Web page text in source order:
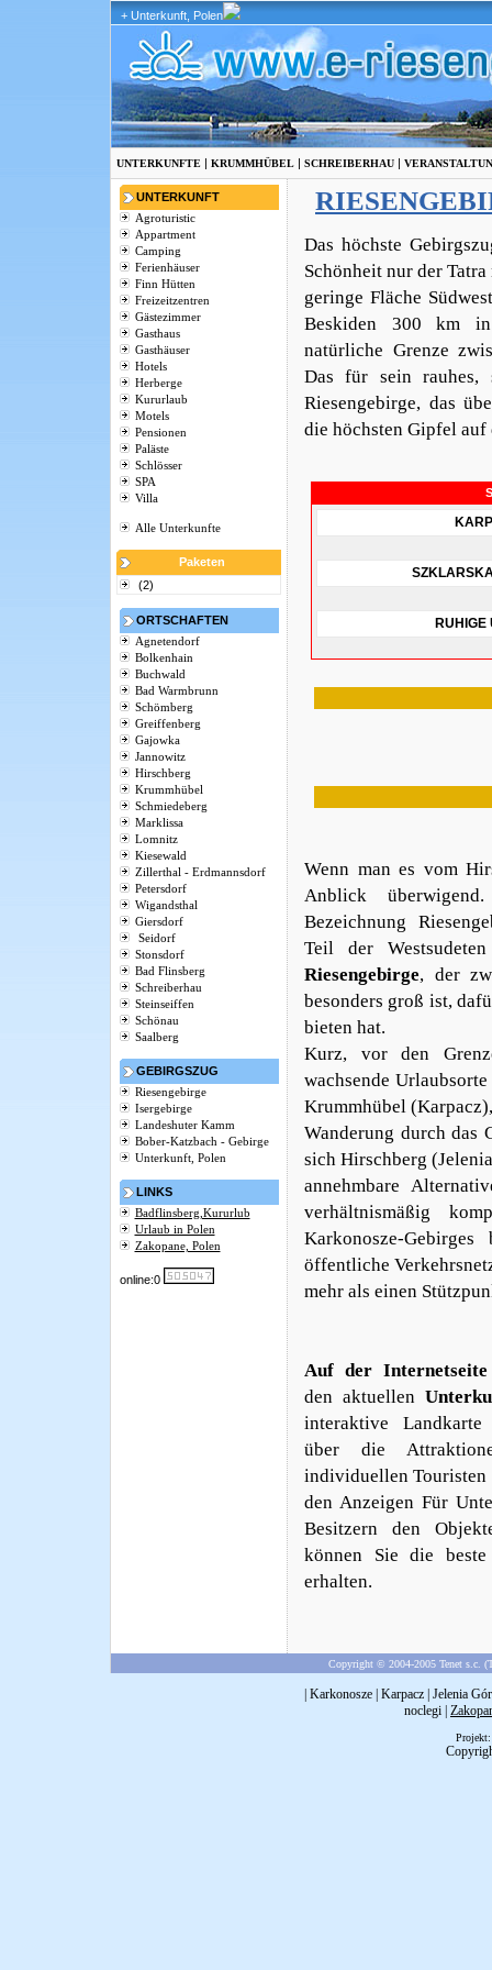
+ Unterkunft, Polen
UNTERKUNFTE | KRUMMHÜBEL | SCHREIBERHAU |
UNTERKUNFT
Agroturistic
Appartment
Camping
Ferienhäuser
Finn Hütten
Freizeitzentren
Gästezimmer
Gasthaus
Gasthäuser
Hotels
Herberge
Kururlaub
Motels
Pensionen
Paläste
Schlösser
SPA
Villa
Alle Unterkunfte
Paketen
(2)
ORTSCHAFTEN
Agnetendorf
Bolkenhain
Buchwald
Bad Warmbrunn
Schömberg
Greiffenberg
Gajowka
Jannowitz
Hirschberg
Krummhübel
Schmiedeberg
Marklissa
Lomnitz
Kiesewald
Zillerthal - Erdmannsdorf
Petersdorf
Wigandsthal
Giersdorf
Seidorf
Stonsdorf
Bad Flinsberg
Schreiberhau
Steinseiffen
Schönau
Saalberg
GEBIRGSZUG
Riesengebirge
Isergebirge
Landeshuter Kamm
Bober-Katzbach - Gebirge
Unterkunft, Polen
LINKS
Badflinsberg,Kururlub
Urlaub in Polen
Zakopane, Polen
online:0
Das höchste
Schönheit nur der
geringe Fläche
Beskiden 300 km
natürliche Grenze
Das für sein rauhes,
Riesengebirge, das
die höchsten Gipfel auf
RUHIGE
Wenn man es vom
Anblick
Bezeichnung 
Teil der
Riesengebirge, der
besonders groß ist,
bieten hat.
Kurz, vor den
wachsende
Krummhübel (Karpacz
Wanderung durch das
sich Hirschberg
annehmbare
verhältnismäßig
Karkonosze-
öffentliche
mehr als einen
Auf der Internetseite
den aktuellen
interaktive Landkarte
über die
individuellen Touristen
den Anzeigen Für
Besitzern den
können Sie die
erhalten.
Copyright © 2004-2005 Tenet s.c.
Karkonosze Karpacz Jelenia
noclegi